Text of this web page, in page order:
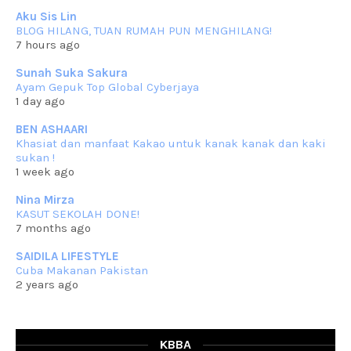
RESIPI KUIH KASWI KELEDEK UNGU
Assalammualaikum, salam semua. Masih belum terlambat untuk che
mat ucapkan
Jun 30 2023
RESIPI KURMA AYAM MERAH
Assalammualaikum, salam semua. Hari ni 4 Zulhijjah 1444 Hijrah,
Jun 23 2023
RESIPI SAMBAL PARU
Assalammualaikum, salam sejahtera semua. Lama betul che mat tak
Jun 20 2023
RESIPI PISANG MUDA MASAK LEMAK
lemak ni che mat... read more
Mar 07 2023
Aku Sis Lin
BLOG HILANG, TUAN RUMAH PUN MENGHILANG!
7 hours ago
Sunah Suka Sakura
Ayam Gepuk Top Global Cyberjaya
1 day ago
BEN ASHAARI
Khasiat dan manfaat Kakao untuk kanak kanak dan kaki
sukan !
1 week ago
Nina Mirza
KASUT SEKOLAH DONE!
7 months ago
SAIDILA LIFESTYLE
Cuba Makanan Pakistan
2 years ago
KBBA